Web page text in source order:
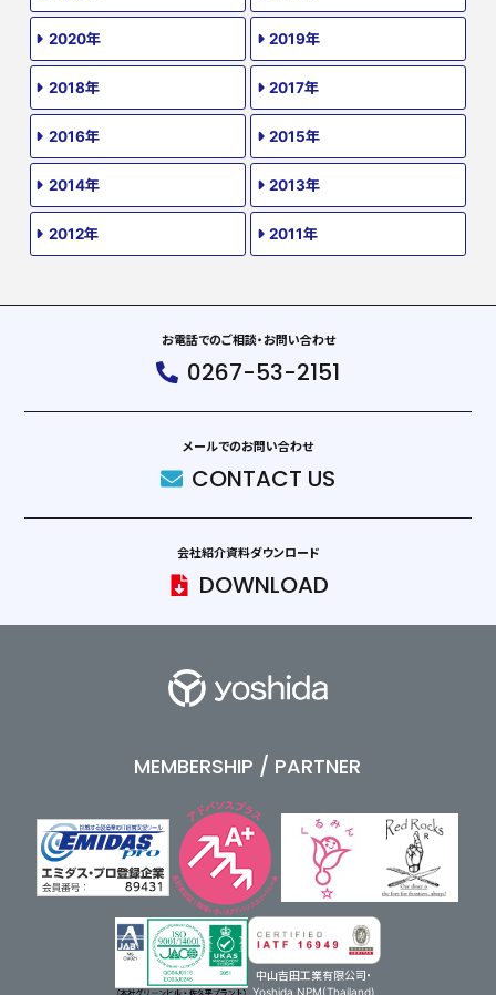
2020年 2019年
2018年 2017年
2016年 2015年
2014年 2013年
2012年 2011年
お電話でのご相談・お問い合わせ
0267-53-2151
メールでのお問い合わせ
CONTACT US
会社紹介資料ダウンロード
DOWNLOAD
MEMBERSHIP / PARTNER
中山吉田工業有限公司・
Yoshida NPM(Thailand)